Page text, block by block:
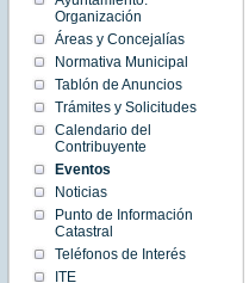
Organización
Áreas y Concejalías
Normativa Municipal
Tablón de Anuncios
Trámites y Solicitudes
Calendario del
Contribuyente
Eventos
Noticias
Punto de Información
Catastral
Teléfonos de Interés
ITE